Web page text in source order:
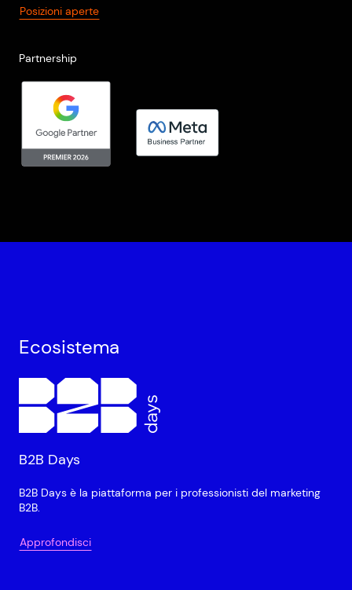
Posizioni aperte
Partnership
Ecosistema
B2B Days
B2B Days è la piattaforma per i professionisti del marketing
B2B.
Approfondisci